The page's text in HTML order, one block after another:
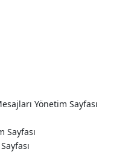
Yönetim Sayfası
Sayfası